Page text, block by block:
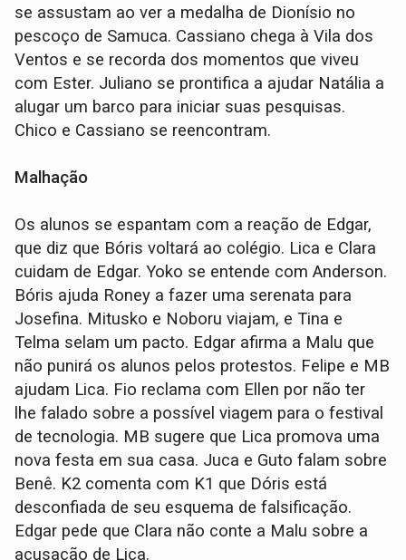
se assustam ao ver a medalha de Dionísio no
pescoço de Samuca. Cassiano chega à Vila dos
Ventos e se recorda dos momentos que viveu
com Ester. Juliano se prontifica a ajudar Natália a
alugar um barco para iniciar suas pesquisas.
Chico e Cassiano se reencontram.
Malhação
Os alunos se espantam com a reação de Edgar,
que diz que Bóris voltará ao colégio. Lica e Clara
cuidam de Edgar. Yoko se entende com Anderson.
Bóris ajuda Roney a fazer uma serenata para
Josefina. Mitusko e Noboru viajam, e Tina e
Telma selam um pacto. Edgar afirma a Malu que
não punirá os alunos pelos protestos. Felipe e MB
ajudam Lica. Fio reclama com Ellen por não ter
lhe falado sobre a possível viagem para o festival
de tecnologia. MB sugere que Lica promova uma
nova festa em sua casa. Juca e Guto falam sobre
Benê. K2 comenta com K1 que Dóris está
desconfiada de seu esquema de falsificação.
Edgar pede que Clara não conte a Malu sobre a
acusação de Lica.